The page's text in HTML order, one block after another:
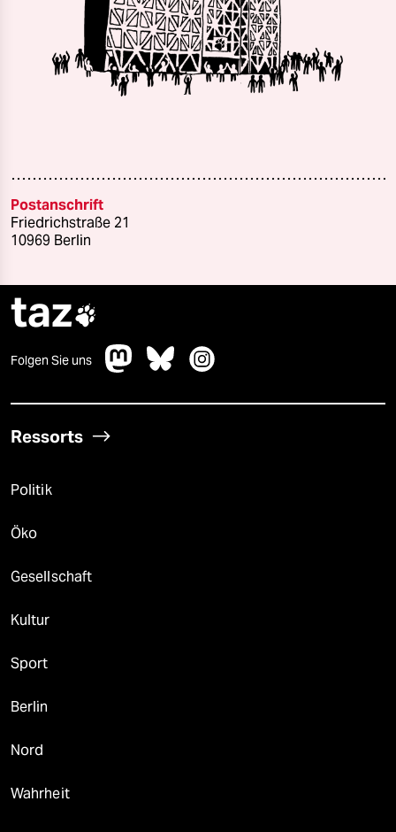
Postanschrift
Friedrichstraße 21
10969 Berlin
taz
Folgen Sie uns
Ressorts
Politik
Öko
Gesellschaft
Kultur
Sport
Berlin
Nord
Wahrheit